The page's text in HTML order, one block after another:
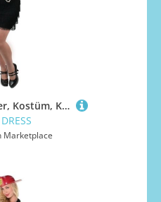
Charleston,Flapper, Kostüm, Kleid für Damen in Schwarz kommt mit dazugehörigen farblich passenden Stirnband mit Feder.Das Kleid hat Fransen auf der vorderseite Charleston,in der Grösse XLARGE
Marketplace